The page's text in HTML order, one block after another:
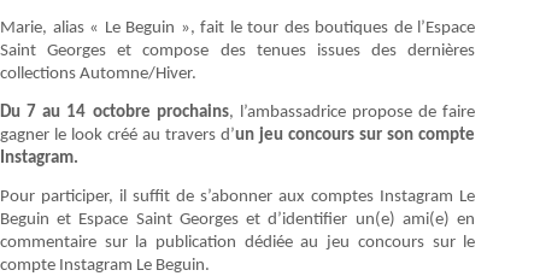
Marie, alias « Le Beguin », fait le tour des boutiques de l’Espace
Saint Georges et compose des tenues issues des dernières
collections Automne/Hiver.
Du 7 au 14 octobre prochains, l’ambassadrice propose de faire
gagner le look créé au travers d’un jeu concours sur son compte
Instagram.
Pour participer, il suffit de s’abonner aux comptes Instagram Le
Beguin et Espace Saint Georges et d’identifier un(e) ami(e) en
commentaire sur la publication dédiée au jeu concours sur le
compte Instagram Le Beguin.